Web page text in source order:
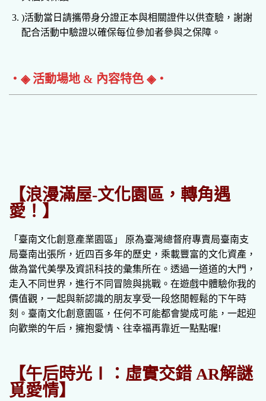
)活動當日請攜帶身分證正本與相關證件以供查驗，謝謝
配合活動中驗證以確保每位參加者參與之保障。
‧◈ 活動場地 & 內容特色 ◈‧
【浪漫滿屋-文化園區，轉角遇
愛！】
「臺南文化創意產業園區」 原為臺灣總督府專賣局臺南支
局臺南出張所，近四百多年的歷史，乘載豐富的文化資產，
做為當代美學及資訊科技的彙集所在。透過一道道的大門，
走入不同世界，進行不同冒險與挑戰。在遊戲中體驗你我的
價值觀，一起與新認識的朋友享受一段悠閒輕鬆的下午時
刻。臺南文化創意園區，任何不可能都會變成可能，一起迎
向歡樂的午后，擁抱愛情、往幸福再靠近一點點喔!
【午后時光Ⅰ：虛實交錯 AR解謎
覓愛情】